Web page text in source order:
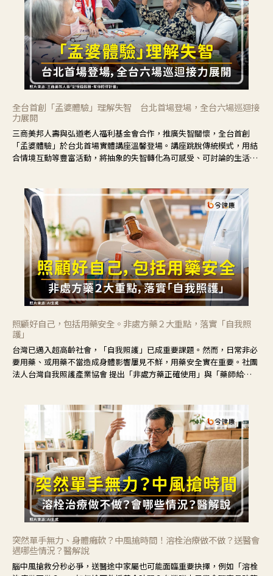
全台首創「孟婆體驗」理解失智 台北首場登場，全台六場巡迴接
力展開
三商美邦人壽與弘道老人福利基金會合作，推廣失智關懷，全台首創
「孟婆體驗」於台北首場實體講座溫馨登場。講座跳脫傳統模式，用結
合情境互動等豐富活動，將抽象的失智轉化為可感受、可討論的生活情
照顧好自己，包括用藥安全。非處方藥２大重點，落實「自我照
護」
台灣已邁入超高齡社會，「自我照護」已成重要課題。然而，日常非必
要用藥、或用藥不當造成身體影響屢見不鮮，用藥安全實在重要。社團
法人台灣自我照護產業協會 提出「非處方藥正確使用」與「藥師給
突然單手無力、身體癱軟？中風搶時間！溶栓治療做不做？送醫會
遇哪些情況？醫解說
腦中風搶救分秒必爭，送醫途中家屬也可能面臨重要抉擇，例如「溶栓